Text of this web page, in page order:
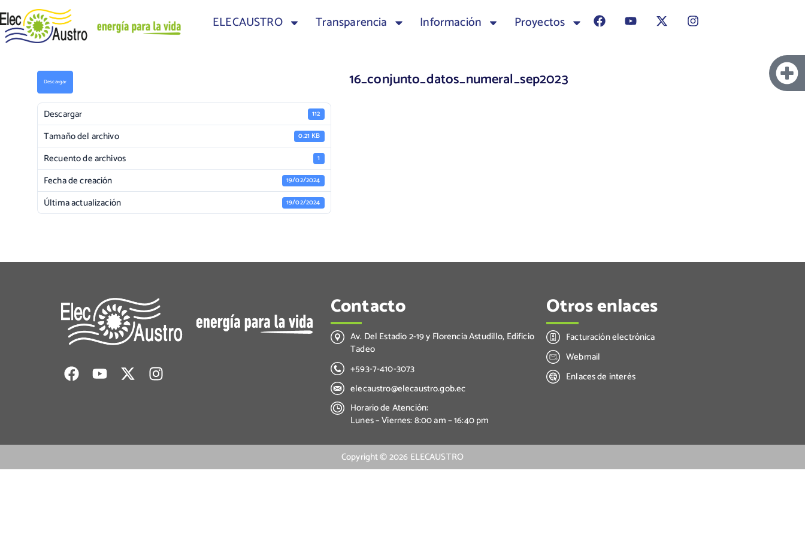
ELECAUSTRO Transparencia Información Proyectos
Descargar
Descargar 112
Tamaño del archivo 0.21 KB
Recuento de archivos 1
Fecha de creación 19/02/2024
Última actualización 19/02/2024
16_conjunto_datos_numeral_sep2023
Contacto
Av. Del Estadio 2-19 y Florencia Astudillo, Edificio
Tadeo
+593-7-410-3073
elecaustro@elecaustro.gob.ec
Horario de Atención:
Lunes – Viernes: 8:00 am – 16:40 pm
Otros enlaces
Facturación electrónica
Webmail
Enlaces de interés
Copyright ©2026 ELECAUSTRO